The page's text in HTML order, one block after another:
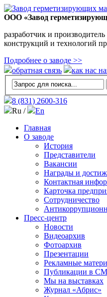
ООО «Завод
разработчик и
конструкций и технологий
Подробнее о заводе >>
обратная связь
как нас
8 (831) 2600-316
Ru /
En
Главная
О заводе
История
Представители
Вакансии
Награды и
Контактная
Карточка
Сотрудничество
Пресс-центр
Новости
Видеоархив
Фотоархив
Презентации
Рекламные
Публикации в
Мы на выставках
Журнал «Абрис»